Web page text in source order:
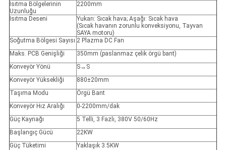
Isıtma Bölgelerinin
Uzunluğu
2200mm
Isıtma Deseni
Yukarı: Sıcak hava; Aşağı: Sıcak hava
(Sıcak havanın zorunlu konveksiyonu, Tayvan
SAYA motoru)
Soğutma Bölgesi Sayısı 2 Plazma DC Fan
Maks. PCB Genişliği
350mm (paslanmaz çelik örgü bant)
Konveyör Yönü
S→S
Konveyör Yüksekliği
880±20mm
Taşıma Modu
Örgü Bant
Konveyör Hız Aralığı
0-2200mm/dak
Güç Kaynağı
5 Telli, 3 Fazlı, 380V 50/60Hz
Başlangıç Gücü
22KW
Güç Tüketimi
Yaklaşık 3.5KW